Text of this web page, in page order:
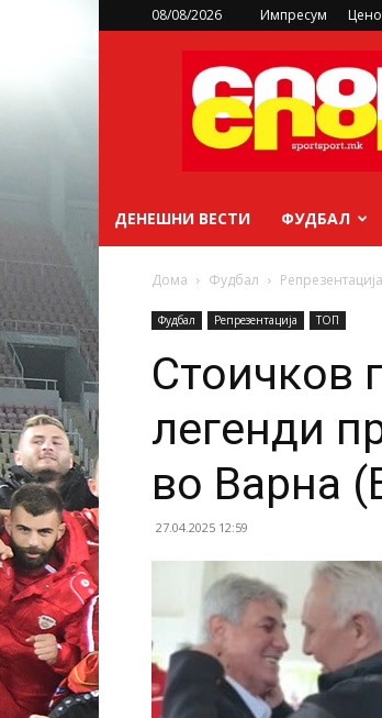
08/08/2026 Импресум
sportsport.mk
ДЕНЕШНИ ВЕСТИ ФУДБАЛ
Дома Фудбал Репрезентација
Фудбал Репрезентација ТОП
Стоичков
легенди
во Варна
27.04.2025 12:59